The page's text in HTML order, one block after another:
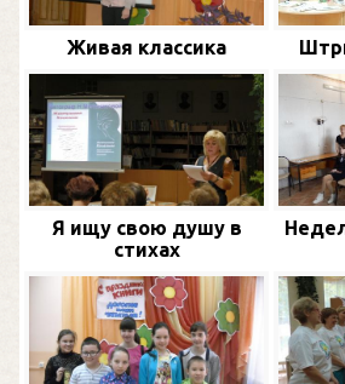
Живая классика
Я ищу свою душу в
стихах